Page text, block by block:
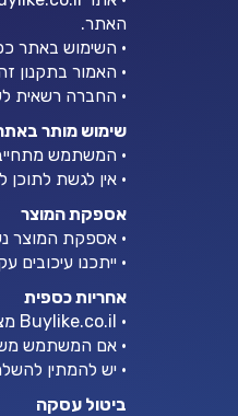
האתר.
• השימוש באתר
• האמור בתקנון
• החברה רשאית
שימוש מותר
• המשתמש
• אין לגשת
אספקת המוצר
• אספקת המוצר נעה בין יום
• ייתכנו
אחריות כספית
• Buylike.co.il מציעה החזר כספי חלקי או מלא אם השירות לא סופק במלואו.
• אם המשתמש
• יש להמתין
ביטול עסקה